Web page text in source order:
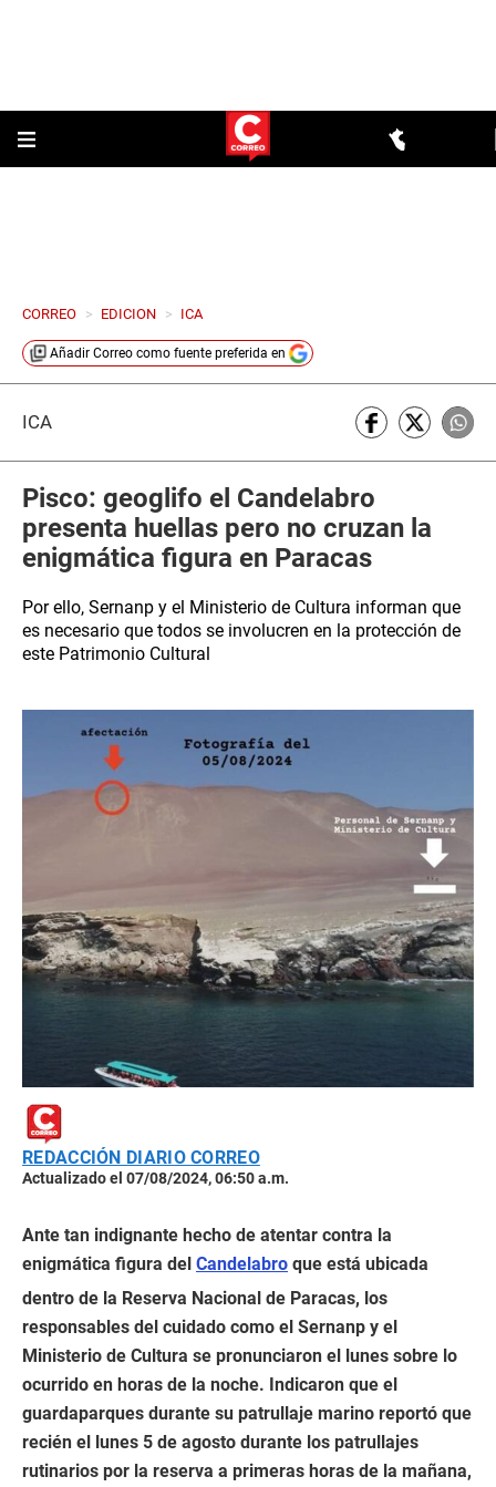
CORREO > EDICION > ICA
Añadir Correo como fuente preferida en
ICA
Pisco: geoglifo el Candelabro
presenta huellas pero no cruzan la
enigmática figura en Paracas
Por ello, Sernanp y el Ministerio de Cultura informan que
es necesario que todos se involucren en la protección de
este Patrimonio Cultural
REDACCIÓN DIARIO CORREO
Actualizado el 07/08/2024, 06:50 a.m.
Ante tan indignante hecho de atentar contra la
enigmática figura del Candelabro que está ubicada
dentro de la Reserva Nacional de Paracas, los
responsables del cuidado como el Sernanp y el
Ministerio de Cultura se pronunciaron el lunes sobre lo
ocurrido en horas de la noche. Indicaron que el
guardaparques durante su patrullaje marino reportó que
recién el lunes 5 de agosto durante los patrullajes
rutinarios por la reserva a primeras horas de la mañana,